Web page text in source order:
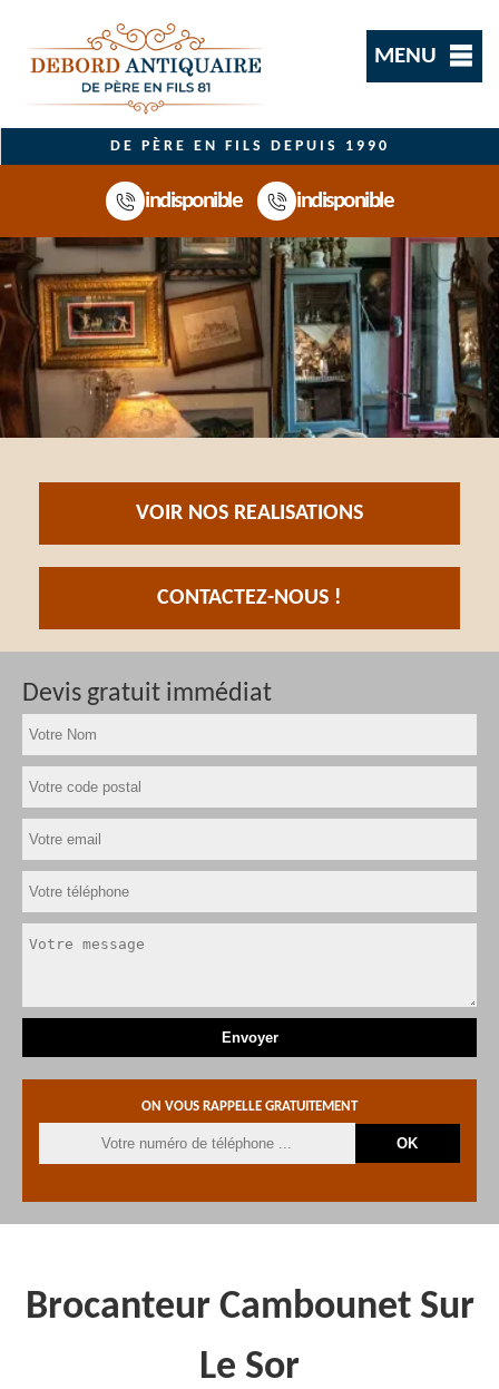
MENU
DE PÈRE EN FILS DEPUIS 1990
indisponible indisponible
VOIR NOS REALISATIONS
CONTACTEZ-NOUS !
Devis gratuit immédiat
ON VOUS RAPPELLE GRATUITEMENT
Brocanteur Cambounet Sur
Le Sor